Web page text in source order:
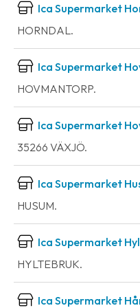
Ica Supermarket
HORNDAL.
Ica Supermarket
HOVMANTORP.
Ica Supermarket
35266 VÄXJÖ.
Ica Supermarket
HUSUM.
Ica Supermarket
HYLTEBRUK.
Ica Supermarket